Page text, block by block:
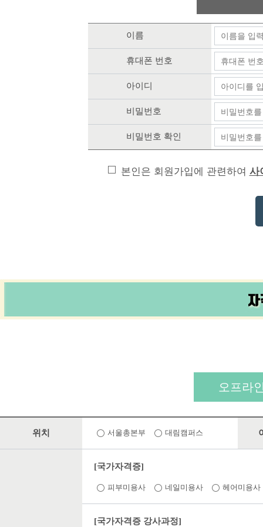
이름
휴대폰 번호
아이디
비밀번호
비밀번호 확인
본인은 회원가입에 관련하여 사
오프라
위치 서울총본부 대림캠퍼스
[국가자격증]
피부미용사 네일미용사 헤어미용사
[국가자격증 강사과정]